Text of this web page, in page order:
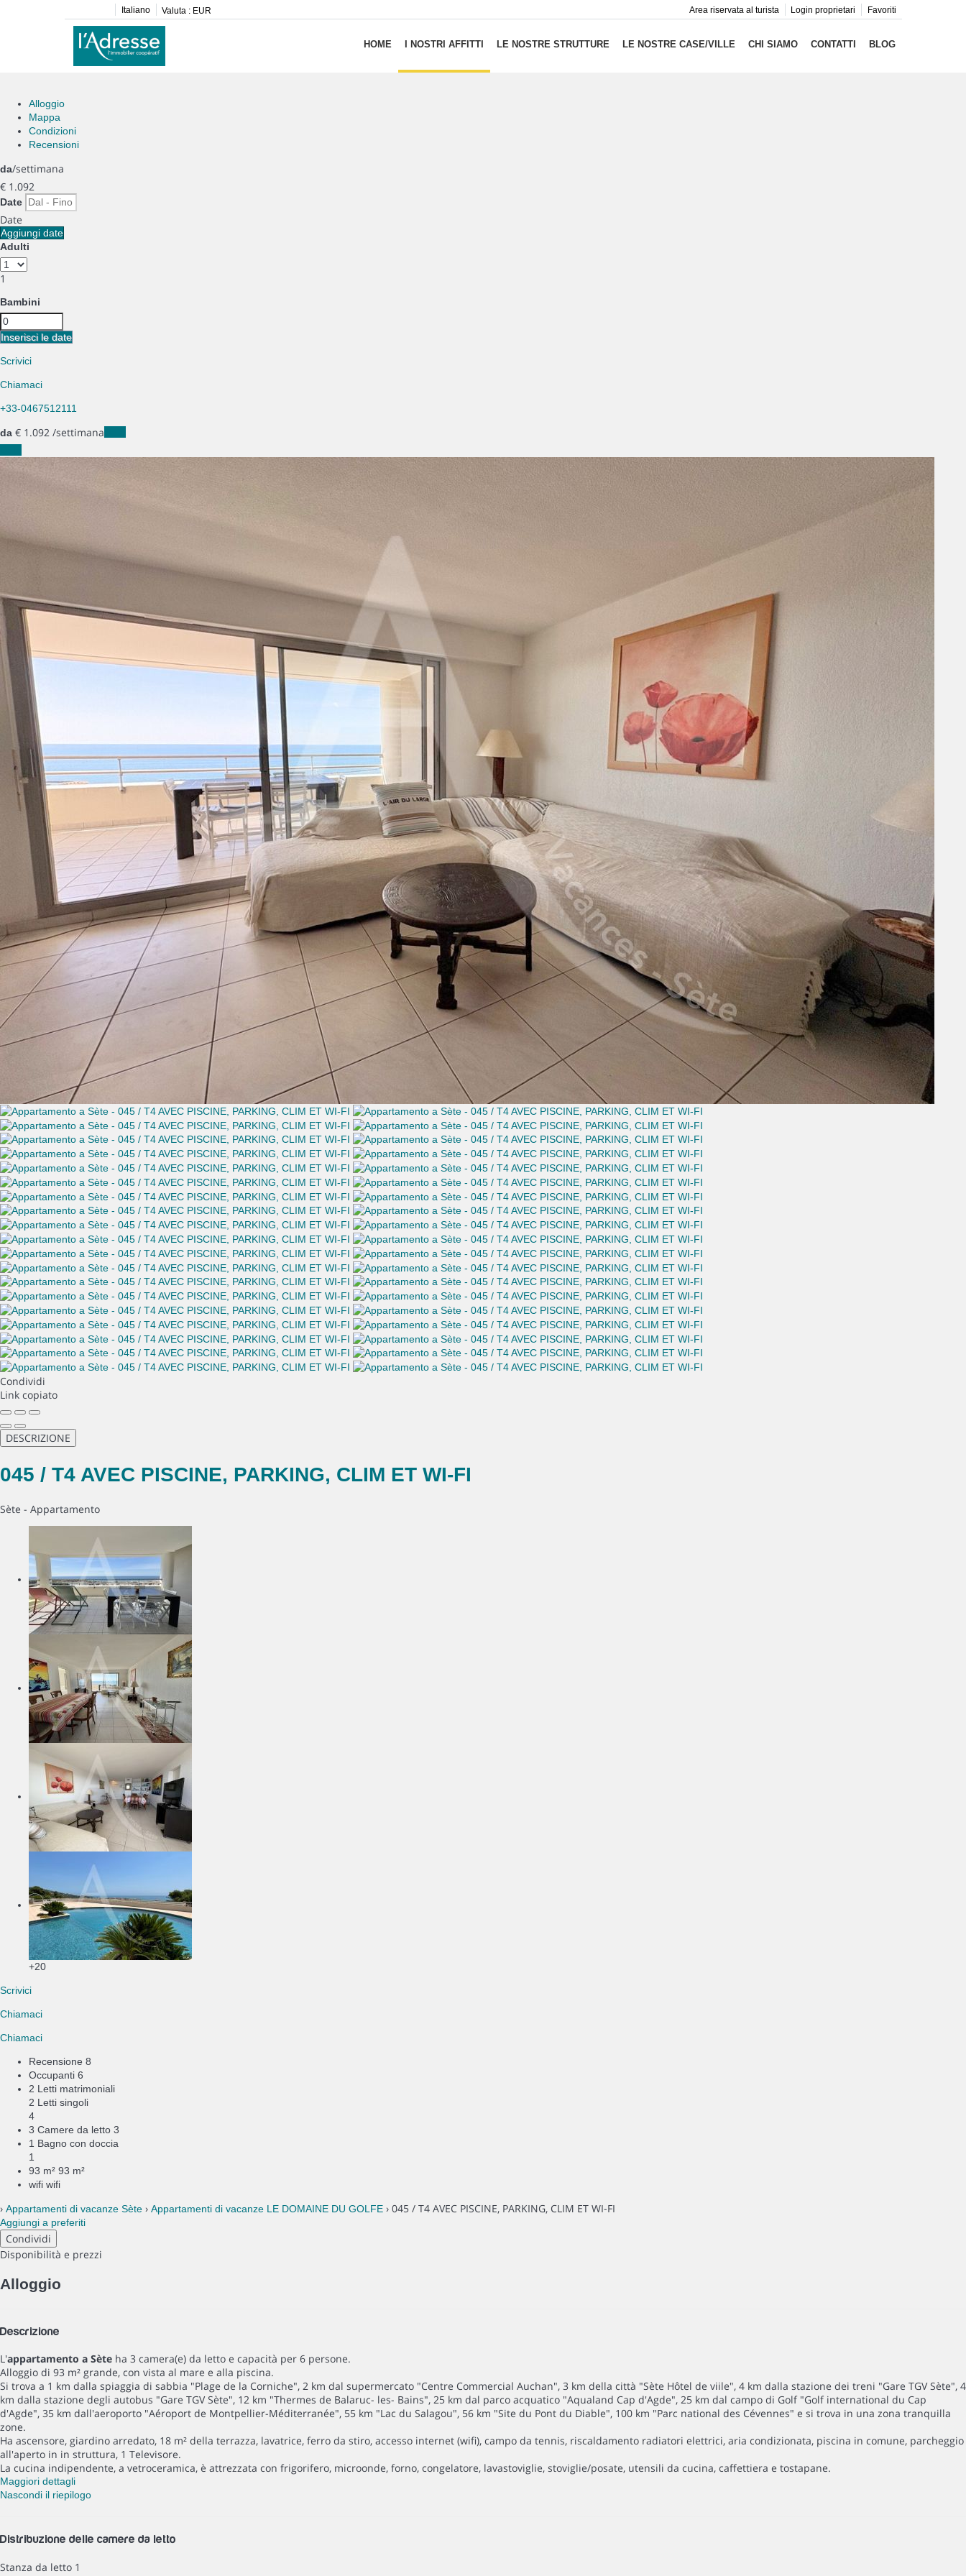
Italiano Valuta : EUR Favoriti
Login proprietari
Area riservata al turista
HOME I NOSTRI AFFITTI LE NOSTRE STRUTTURE LE NOSTRE CASE/VILLE CHI SIAMO CONTATTI BLOG
Alloggio
Mappa
Condizioni
Recensioni
da/settimana
€ 1.092
Date
Date
Aggiungi date
Adulti
1
Bambini
Inserisci le date
Scrivici
Chiamaci
+33-0467512111
da € 1.092 /settimana
Condividi
Link copiato
DESCRIZIONE
045 / T4 AVEC PISCINE, PARKING, CLIM ET WI-FI
Sète - Appartamento
+20
Scrivici
Chiamaci
Chiamaci
Recensione 8
Occupanti 6
2 Letti matrimoniali
2 Letti singoli
4
3 Camere da letto 3
1 Bagno con doccia
1
93 m² 93 m²
wifi wifi
› Appartamenti di vacanze Sète › Appartamenti di vacanze LE DOMAINE DU GOLFE › 045 / T4 AVEC PISCINE, PARKING, CLIM ET WI-FI
Aggiungi a preferiti
Condividi
Disponibilità e prezzi
Alloggio
Descrizione
L'appartamento a Sète ha 3 camera(e) da letto e capacità per 6 persone.
Alloggio di 93 m² grande, con vista al mare e alla piscina.
Si trova a 1 km dalla spiaggia di sabbia "Plage de la Corniche", 2 km dal supermercato "Centre Commercial Auchan", 3 km della città "Sète Hôtel de viile", 4 km dalla stazione dei treni "Gare TGV Sète", 4
km dalla stazione degli autobus "Gare TGV Sète", 12 km "Thermes de Balaruc- les- Bains", 25 km dal parco acquatico "Aqualand Cap d'Agde", 25 km dal campo di Golf "Golf international du Cap
d'Agde", 35 km dall'aeroporto "Aéroport de Montpellier-Méditerranée", 55 km "Lac du Salagou", 56 km "Site du Pont du Diable", 100 km "Parc national des Cévennes" e si trova in una zona tranquilla
zone.
Ha ascensore, giardino arredato, 18 m² della terrazza, lavatrice, ferro da stiro, accesso internet (wifi), campo da tennis, riscaldamento radiatori elettrici, aria condizionata, piscina in comune, parcheggio
all'aperto in in struttura, 1 Televisore.
La cucina indipendente, a vetroceramica, è attrezzata con frigorifero, microonde, forno, congelatore, lavastoviglie, stoviglie/posate, utensili da cucina, caffettiera e tostapane.
Maggiori dettagli
Nascondi il riepilogo
Distribuzione delle camere da letto
Stanza da letto 1